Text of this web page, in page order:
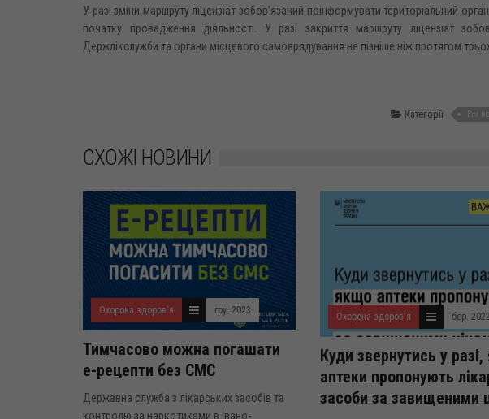
У разі зміни маршруту ліцензіат зобов’язаний поінформувати територіальний
початку провадження діяльності. У разі закриття маршруту ліцензіат
Держлікслужби та органи місцевого самоврядування не пізніше ніж протягом
Категорії Всі
СХОЖІ НОВИНИ
Охорона здоров'я гру. 2023
Тимчасово можна погашати
е-рецепти без СМС
Державна служба з лікарських засобів та
контролю за наркотиками в Івано-
Охорона здоров'я бер. 2022
Куди звернутись у
аптеки пропонують
засоби за завищеними